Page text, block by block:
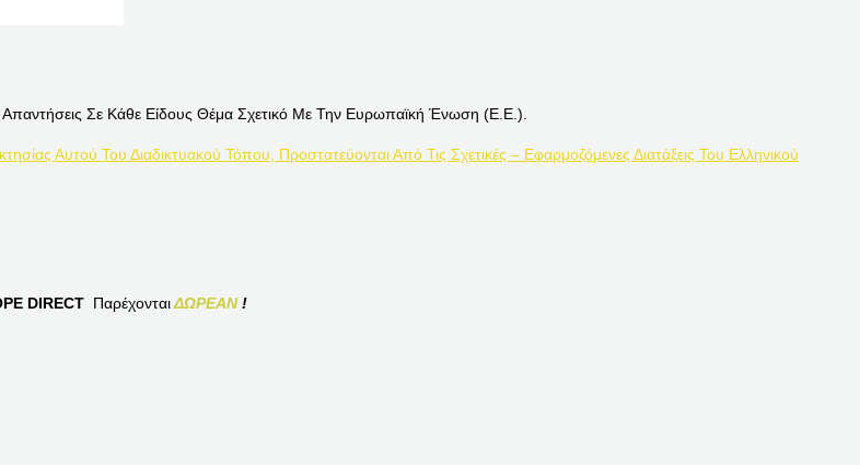
Σε Κάθε Είδους Θέμα Σχετικό Με Την Ευρωπαϊκή Ένωση (Ε.Ε.).
Αυτού Του Διαδικτυακού Τόπου, Προστατεύονται Από Τις Σχετικές – Εφαρμοζόμενες Διατάξεις Του Ελληνικού
DIRECT ΠαρέχονταιΔΩΡΕΑΝ!